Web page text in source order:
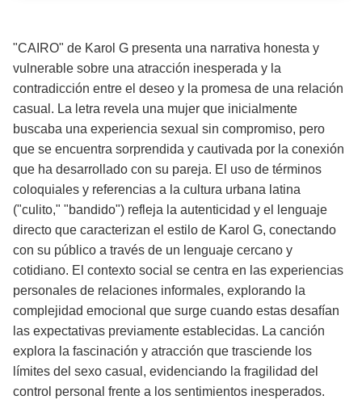
"CAIRO" de Karol G presenta una narrativa honesta y
vulnerable sobre una atracción inesperada y la
contradicción entre el deseo y la promesa de una relación
casual. La letra revela una mujer que inicialmente
buscaba una experiencia sexual sin compromiso, pero
que se encuentra sorprendida y cautivada por la conexión
que ha desarrollado con su pareja. El uso de términos
coloquiales y referencias a la cultura urbana latina
("culito," "bandido") refleja la autenticidad y el lenguaje
directo que caracterizan el estilo de Karol G, conectando
con su público a través de un lenguaje cercano y
cotidiano. El contexto social se centra en las experiencias
personales de relaciones informales, explorando la
complejidad emocional que surge cuando estas desafían
las expectativas previamente establecidas. La canción
explora la fascinación y atracción que trasciende los
límites del sexo casual, evidenciando la fragilidad del
control personal frente a los sentimientos inesperados.